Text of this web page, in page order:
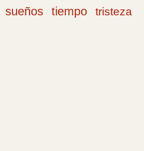
sueños tiempo
tristeza